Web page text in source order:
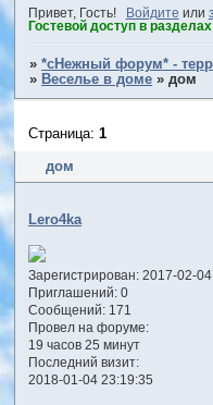
Привет, Гость! Войдите или
Гостевой доступ в разделах
»*сНежный форум* -
» Веселье в доме »дом
дом
Страница:1
Lero4ka
Зарегистрирован: 2017-02-04
Приглашений:0
Сообщений:171
Провел на форуме:
19 часов 25 минут
Последний визит:
2018-01-04 23:19:35